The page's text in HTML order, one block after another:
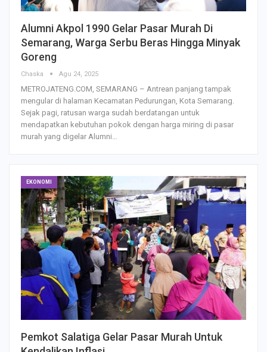
Alumni Akpol 1990 Gelar Pasar Murah Di
Semarang, Warga Serbu Beras Hingga Minyak
Goreng
Chaska Agu 24, 2025
METROJATENG.COM, SEMARANG – Antrean panjang tampak
mengular di halaman Kecamatan Pedurungan, Kota Semarang.
Sejak pagi, ratusan warga sudah berdatangan untuk
mendapatkan kebutuhan pokok dengan harga miring di pasar
murah yang digelar Alumni…
EKONOMI
Pemkot Salatiga Gelar Pasar Murah Untuk